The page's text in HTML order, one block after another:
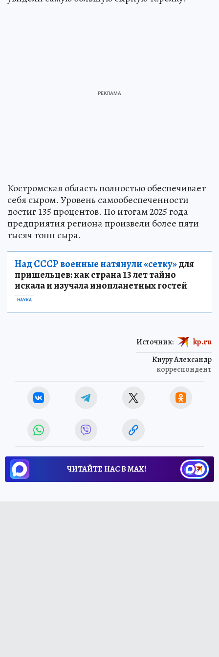
Костромская область полностью обеспечивает
себя сыром. Уровень самообеспеченности
достиг 135 процентов. По итогам 2025 года
предприятия региона произвели более пяти
тысяч тонн сыра.
Над СССР военные натянули «сетку»для
пришельцев: как страна 13 лет тайно
искала и изучала инопланетных гостей
НАУКА
Киуру Александр
корреспондент
Источник: kp.ru
ЧИТАЙТЕ НАС В МАХ!